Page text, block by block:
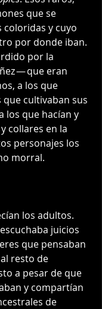
que se
coloridas y cuyo
por donde iban.
por la
— que eran
a los que
que cultivaban sus
los que hacían y
collares en la
personajes los
morral.
los adultos.
juicios
que pensaban
resto de
a pesar de que
y compartían
de